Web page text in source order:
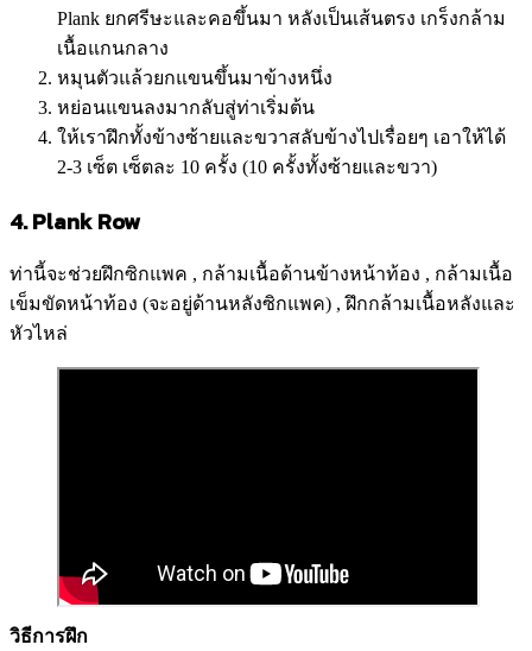
Plank ยกศรีษะและคอขึ้นมา หลังเป็นเส้นตรง เกร็งกล้าม
เนื้อแกนกลาง
หมุนตัวแล้วยกแขนขึ้นมาข้างหนึ่ง
หย่อนแขนลงมากลับสู่ท่าเริ่มต้น
ให้เราฝึกทั้งข้างซ้ายและขวาสลับข้างไปเรื่อยๆ เอาให้ได้
2-3 เซ็ต เซ็ตละ 10 ครั้ง (10 ครั้งทั้งซ้ายและขวา)
4. Plank Row
ท่านี้จะช่วยฝึกซิกแพค , กล้ามเนื้อด้านข้างหน้าท้อง , กล้ามเนื้อ
เข็มขัดหน้าท้อง (จะอยู่ด้านหลังซิกแพค) , ฝึกกล้ามเนื้อหลังและ
หัวไหล่
วิธีการฝึก